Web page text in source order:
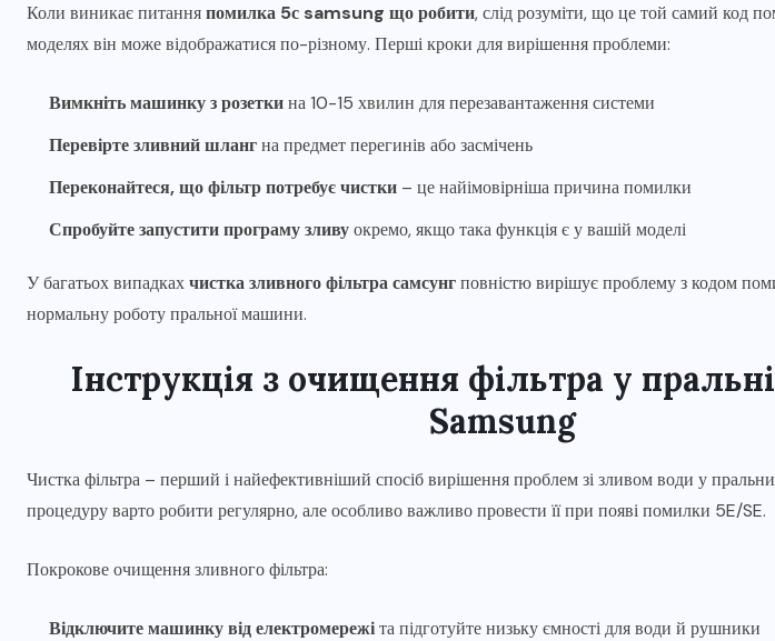
Коли виникає питанняпомилка 5с samsung що робити, слід розуміти, що це той самий код
моделях він може відображатися по-різному. Перші кроки для вирішення проблеми:
Вимкніть машинку з розеткина 10-15 хвилин для перезавантаження системи
Перевірте зливний шлангна предмет перегинів або засмічень
Переконайтеся, що фільтр потребує чистки – це найімовірніша причина помилки
Спробуйте запустити програму зливуокремо, якщо така функція є у вашій моделі
У багатьох випадкахчистка зливного фільтра самсунгповністю вирішує проблему з кодом
нормальну роботу пральної машини.
Інструкція з очищення фільтра у
Samsung
Чистка фільтра – перший і найефективніший спосіб вирішення проблем зі зливом води у
процедуру варто робити регулярно, але особливо важливо провести її при появі помилки 5E/SE.
Покрокове очищення зливного фільтра:
Відключите машинку від електромережіта підготуйте низьку ємності для води й рушники